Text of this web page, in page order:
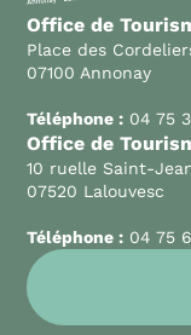
Office de
Place des
07100 Annonay
Téléphone : 04 75
Office de
10 ruelle Saint-
07520 Lalouvesc
Téléphone : 04 75